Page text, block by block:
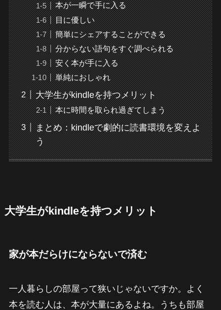
本が一瞬で手に入る
目に優しい
簡単にシェアすることができる
分からない語句をすぐ調べられる
安く本が手に入る
単純におしゃれ
大学生がkindleを持つメリット
本に時間を取られ過ぎてしまう
まとめ：kindleで劇的に読書環境を変えよ
う
大学生がkindleを持つメリット
家が本だらけにならないで済む
一人暮らしの部屋って狭いじゃないですか。よく
本を読む人は、本が大量にあるよね。うちも部屋